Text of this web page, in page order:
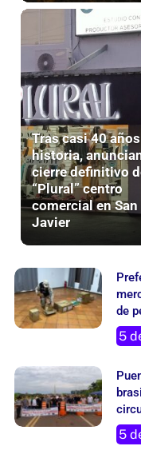
Tras casi 40
historia,
cierre definitivo
“Plural” centro
comercial en San
Javier
de
5
5